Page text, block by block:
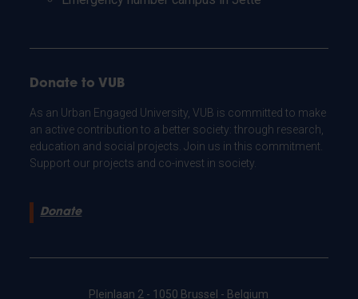
Donate to VUB
As an Urban Engaged University, VUB is committed to make
an active contribution to a better society: through research,
education and social projects. Join us in this commitment.
Support our projects and co-invest in society.
Donate
Pleinlaan 2 - 1050 Brussel - Belgium